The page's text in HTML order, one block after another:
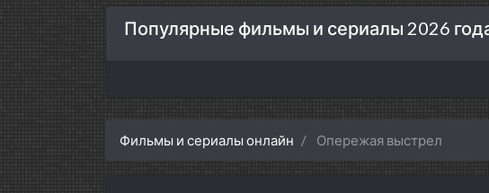
Популярные фильмы и сериалы 2026
Фильмы и сериалы онлайн Опережая выстрел